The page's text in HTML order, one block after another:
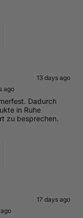
13 days ago
ago
Dadurch
in Ruhe
zu besprechen.
17 days ago